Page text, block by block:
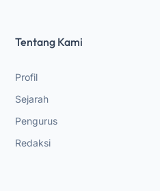
Tentang Kami
Profil
Sejarah
Pengurus
Redaksi